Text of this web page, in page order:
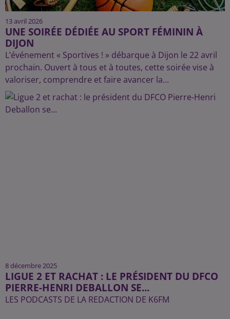
13 avril 2026
UNE SOIRÉE DÉDIÉE AU SPORT FÉMININ À
DIJON
L’événement « Sportives ! » débarque à Dijon le 22 avril
prochain. Ouvert à tous et à toutes, cette soirée vise à
valoriser, comprendre et faire avancer la...
8 décembre 2025
LIGUE 2 ET RACHAT : LE PRÉSIDENT DU DFCO
PIERRE-HENRI DEBALLON SE...
LES PODCASTS DE LA REDACTION DE K6FM